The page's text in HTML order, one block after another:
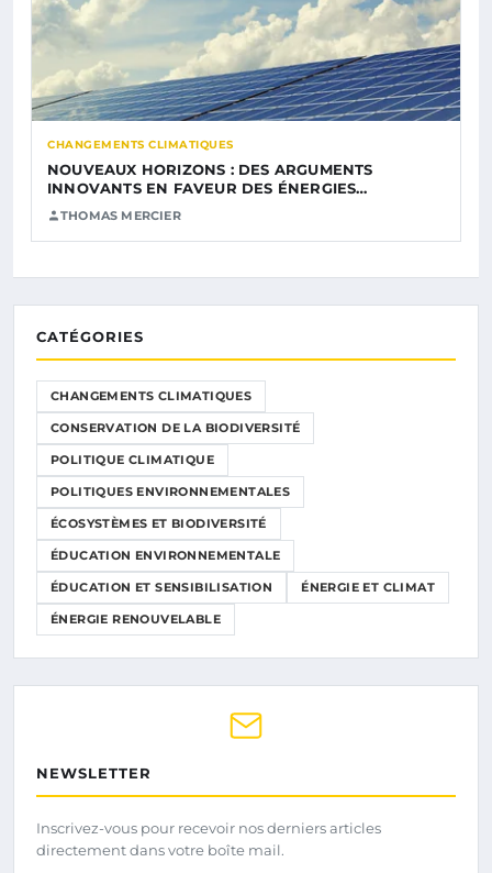
CHANGEMENTS CLIMATIQUES
NOUVEAUX HORIZONS : DES ARGUMENTS
INNOVANTS EN FAVEUR DES ÉNERGIES…
THOMAS MERCIER
CATÉGORIES
CHANGEMENTS CLIMATIQUES
CONSERVATION DE LA BIODIVERSITÉ
POLITIQUE CLIMATIQUE
POLITIQUES ENVIRONNEMENTALES
ÉCOSYSTÈMES ET BIODIVERSITÉ
ÉDUCATION ENVIRONNEMENTALE
ÉDUCATION ET SENSIBILISATION ÉNERGIE ET CLIMAT
ÉNERGIE RENOUVELABLE
NEWSLETTER
Inscrivez-vous pour recevoir nos derniers articles
directement dans votre boîte mail.